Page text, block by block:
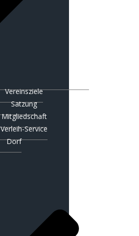
Vereinsziele
Satzung
Mitgliedschaft
Verleih-Service
Dorf